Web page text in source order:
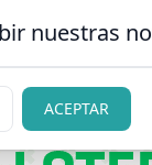
nuestras
ACEPTAR